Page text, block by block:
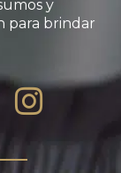
y
para brindar